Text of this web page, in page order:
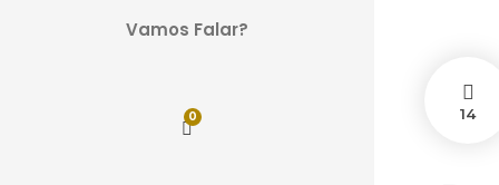
Vamos Falar?
0 14